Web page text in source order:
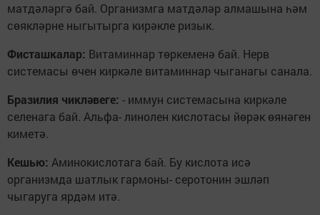
матдәләргә бай. Организмга матдәләр алмашына һәм
сөякләрне ныгытырга кирәкле ризык.
Фисташкалар: Витаминнар төркеменә бай. Нерв
системасы өчен киркәле витаминнар чыганагы санала.
Бразилия чикләвеге: - иммун системасына киркәле
селенага бай. Альфа- линолен кислотасы йөрәк өянәген
киметә.
Кешью: Аминокислотага бай. Бу кислота исә
организмда шатлык гармоны- серотонин эшләп
чыгаруга ярдәм итә.